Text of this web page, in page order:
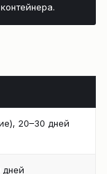
20–30 дней